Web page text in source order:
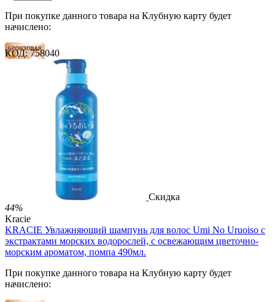
При покупке данного товара на Клубную карту будет
начислено:
19 баллов
28 баллов
47 баллов
1 486.00 Р
за 1.00 мл

КОД: 758040
Скидка
44%
Kracie
KRACIE Увлажняющий шампунь для волос Umi No Uruoiso с
экстрактами морских водорослей, с освежающим цветочно-
морским ароматом, помпа 490мл.
При покупке данного товара на Клубную карту будет
начислено: